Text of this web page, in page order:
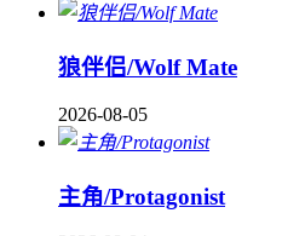
狼伴侣/Wolf Mate
2026-08-05
主角/Protagonist